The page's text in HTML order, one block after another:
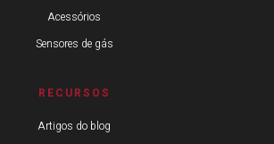
Acessórios
Sensores de gás
RECURSOS
Artigos do blog